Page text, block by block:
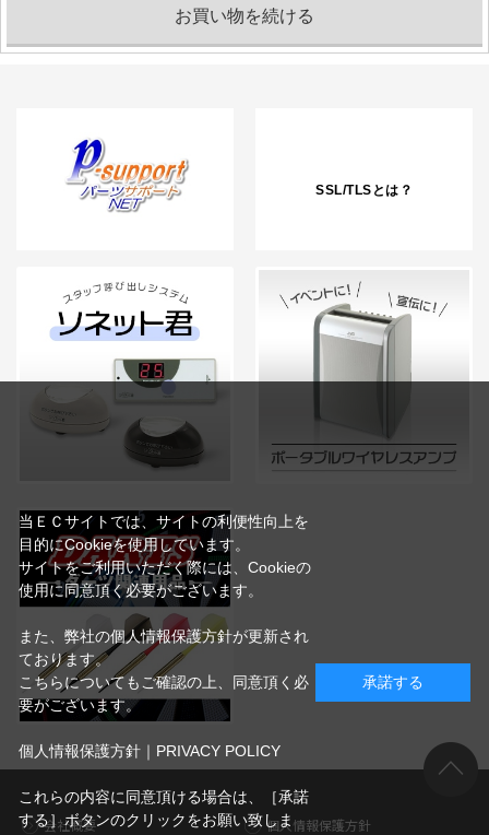
SSL/TLSとは？
会社概要 個人情報保護方針
当ＥＣサイトでは、サイトの利便性向上を
目的にCookieを使用しています。
サイトをご利用いただく際には、Cookieの
使用に同意頂く必要がございます。
また、弊社の個人情報保護方針が更新され
ております。
こちらについてもご確認の上、同意頂く必
要がございます。
個人情報保護方針｜PRIVACY POLICY
これらの内容に同意頂ける場合は、［承諾
する］ボタンのクリックをお願い致しま
承諾する